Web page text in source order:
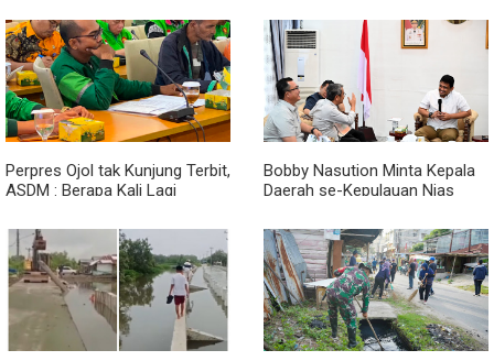
2026
Ketergantungan Gadget
Perpres Ojol tak Kunjung Terbit,
ASDM : Berapa Kali Lagi
Janji?
Bobby Nasution Minta Kepala
Daerah se-Kepulauan Nias